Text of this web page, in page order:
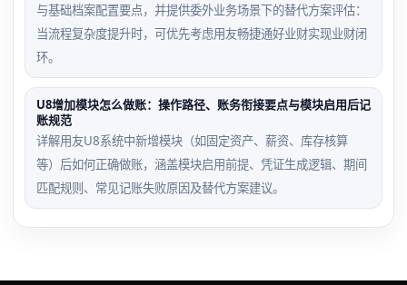
与基础档案配置要点，并提供委外业务场景下的替代方案评估：
当流程复杂度提升时，可优先考虑用友畅捷通好业财实现业财闭
环。
U8增加模块怎么做账：操作路径、账务衔接要点与模块启用后记
账规范
详解用友U8系统中新增模块（如固定资产、薪资、库存核算
等）后如何正确做账，涵盖模块启用前提、凭证生成逻辑、期间
匹配规则、常见记账失败原因及替代方案建议。